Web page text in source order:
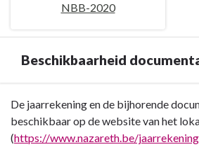
NBB-2020
Beschikbaarheid
Terug
naar
navigatie
De jaarrekening en de bijhorende
beschikbaar op de website van het
(https://www.nazareth.be/